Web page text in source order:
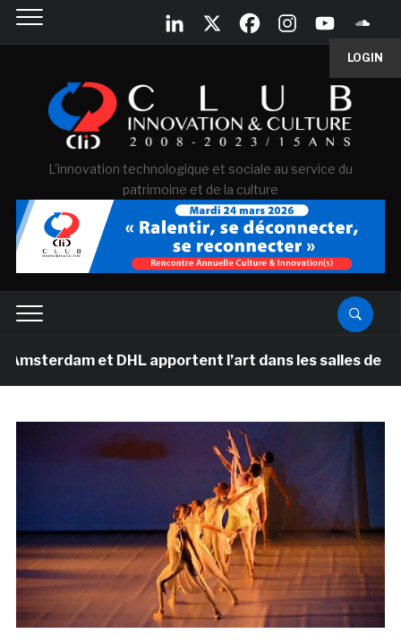
LOGIN
L'innovation technologique et sociale au service du
patrimoine et de la culture
et DHL apportent l’art dans les salles de classe